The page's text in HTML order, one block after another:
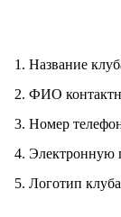
Название
ФИО
Номер
Электронную
Логотип